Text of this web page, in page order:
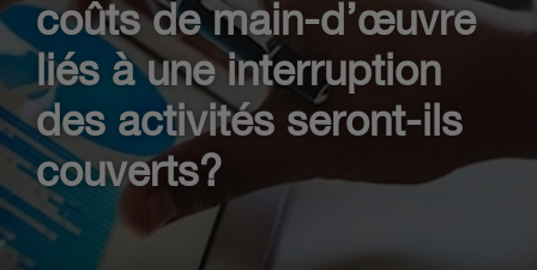
coûts de main-d’œuvre
liés à une interruption
des activités seront-ils
couverts?